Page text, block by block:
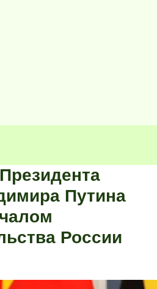
Путина
России